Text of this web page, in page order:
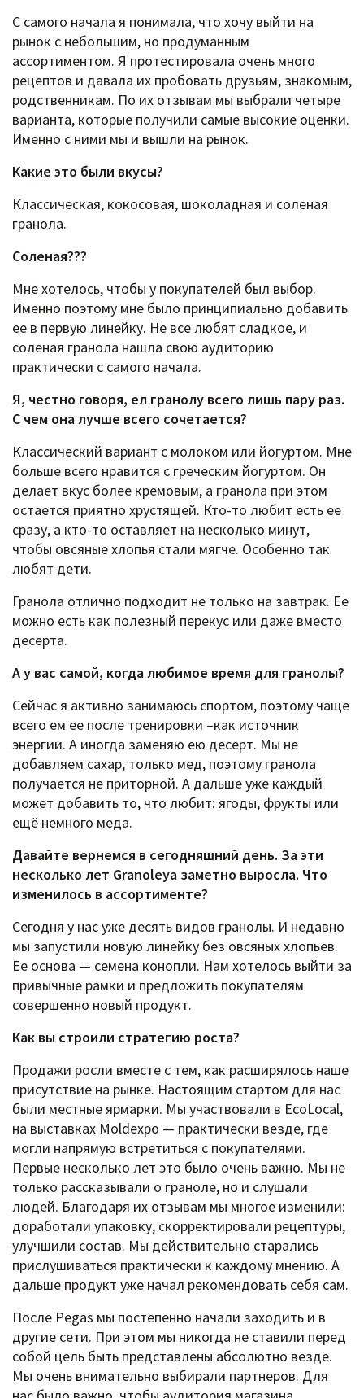
С самого начала я понимала, что хочу выйти на
рынок с небольшим, но продуманным
ассортиментом. Я протестировала очень много
рецептов и давала их пробовать друзьям, знакомым,
родственникам. По их отзывам мы выбрали четыре
варианта, которые получили самые высокие оценки.
Именно с ними мы и вышли на рынок.
Какие это были вкусы?
Классическая, кокосовая, шоколадная и соленая
гранола.
Соленая???
Мне хотелось, чтобы у покупателей был выбор.
Именно поэтому мне было принципиально добавить
ее в первую линейку. Не все любят сладкое, и
соленая гранола нашла свою аудиторию
практически с самого начала.
Я, честно говоря, ел гранолу всего лишь пару раз.
С чем она лучше всего сочетается?
Классический вариант с молоком или йогуртом. Мне
больше всего нравится с греческим йогуртом. Он
делает вкус более кремовым, а гранола при этом
остается приятно хрустящей. Кто-то любит есть ее
сразу, а кто-то оставляет на несколько минут,
чтобы овсяные хлопья стали мягче. Особенно так
любят дети.
Гранола отлично подходит не только на завтрак. Ее
можно есть как полезный перекус или даже вместо
десерта.
А у вас самой, когда любимое время для гранолы?
Сейчас я активно занимаюсь спортом, поэтому чаще
всего ем ее после тренировки –как источник
энергии. А иногда заменяю ею десерт. Мы не
добавляем сахар, только мед, поэтому гранола
получается не приторной. А дальше уже каждый
может добавить то, что любит: ягоды, фрукты или
ещё немного меда.
Давайте вернемся в сегодняшний день. За эти
несколько лет Granoleya заметно выросла. Что
изменилось в ассортименте?
Сегодня у нас уже десять видов гранолы. И недавно
мы запустили новую линейку без овсяных хлопьев.
Ее основа — семена конопли. Нам хотелось выйти за
привычные рамки и предложить покупателям
совершенно новый продукт.
Как вы строили стратегию роста?
Продажи росли вместе с тем, как расширялось наше
присутствие на рынке. Настоящим стартом для нас
были местные ярмарки. Мы участвовали в EcoLocal,
на выставках Moldexpo — практически везде, где
могли напрямую встретиться с покупателями.
Первые несколько лет это было очень важно. Мы не
только рассказывали о граноле, но и слушали
людей. Благодаря их отзывам мы многое изменили:
доработали упаковку, скорректировали рецептуры,
улучшили состав. Мы действительно старались
прислушиваться практически к каждому мнению. А
дальше продукт уже начал рекомендовать себя сам.
После Pegas мы постепенно начали заходить и в
другие сети. При этом мы никогда не ставили перед
собой цель быть представлены абсолютно везде.
Мы очень внимательно выбирали партнеров. Для